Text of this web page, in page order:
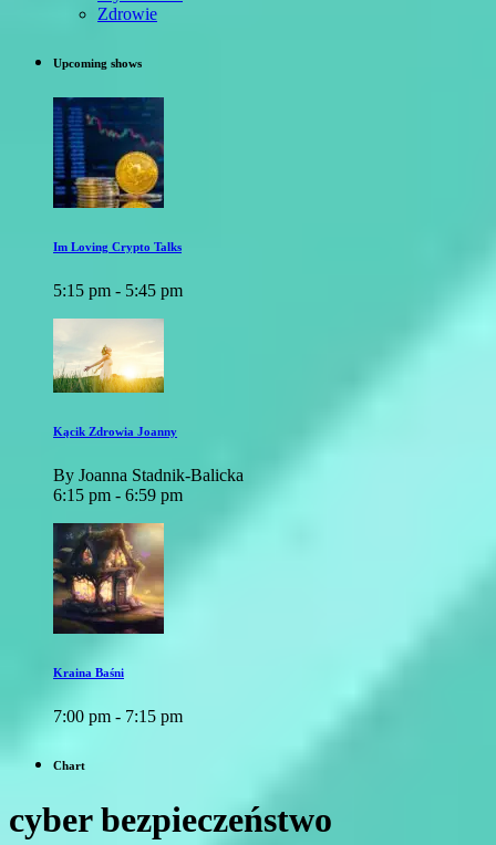
Zdrowie
Upcoming shows
Im Loving Crypto Talks
5:15 pm - 5:45 pm
Kącik Zdrowia Joanny
By Joanna Stadnik-Balicka
6:15 pm - 6:59 pm
Kraina Baśni
7:00 pm - 7:15 pm
Chart
cyber bezpieczeństwo